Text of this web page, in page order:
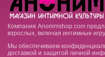
Компания Anonimshop.com
взрослых, включая интимные
Мы обеспечиваем
доставкой и защитой личной